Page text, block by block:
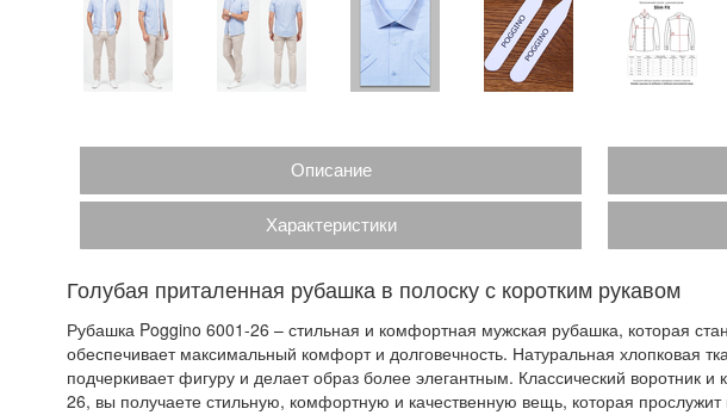
Описание
Характеристики
Голубая приталенная рубашка в полоску с коротким рукавом
Рубашка Poggino 6001-26 – стильная и комфортная мужская рубашка, которая
обеспечивает максимальный комфорт и долговечность. Натуральная хлопковая
подчеркивает фигуру и делает образ более элегантным. Классический
26, вы получаете стильную, комфортную и качественную вещь, которая